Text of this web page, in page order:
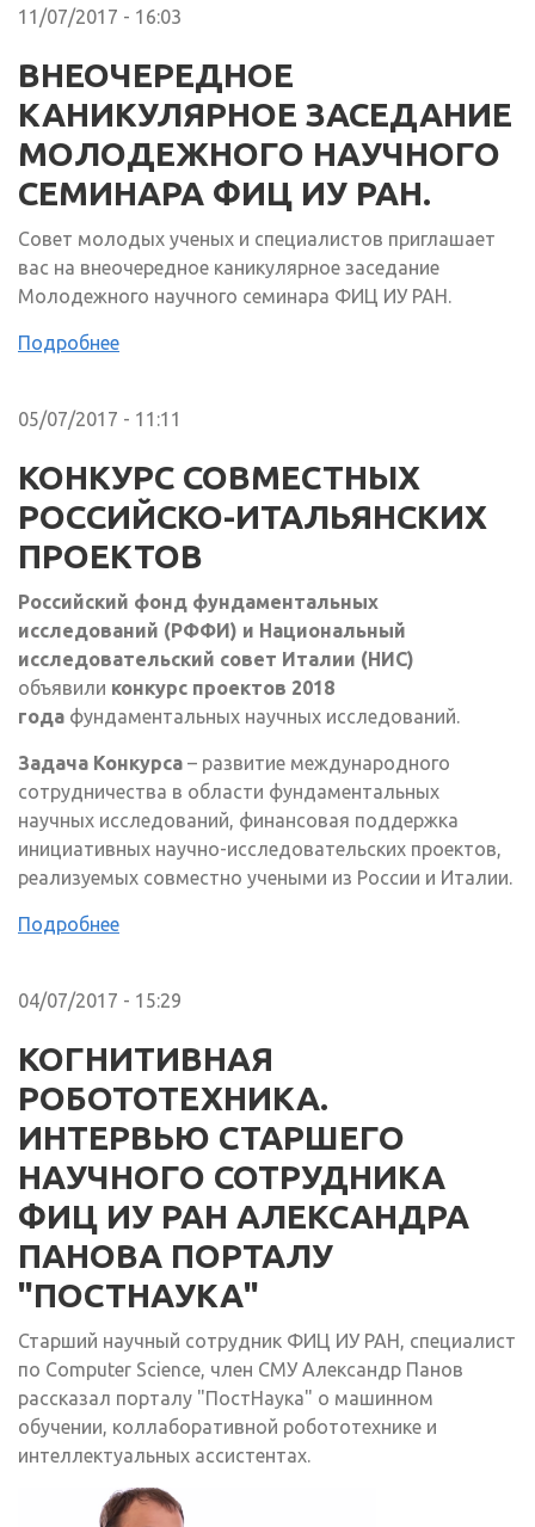
11/07/2017 - 16:03
ВНЕОЧЕРЕДНОЕ
КАНИКУЛЯРНОЕ ЗАСЕДАНИЕ
МОЛОДЕЖНОГО НАУЧНОГО
СЕМИНАРА ФИЦ ИУ РАН.
Совет молодых ученых и специалистов приглашает
вас на внеочередное каникулярное заседание
Молодежного научного семинара ФИЦ ИУ РАН.
Подробнее
05/07/2017 - 11:11
КОНКУРС СОВМЕСТНЫХ
РОССИЙСКО-ИТАЛЬЯНСКИХ
ПРОЕКТОВ
Российский фонд фундаментальных
исследований (РФФИ) и Национальный
исследовательский совет Италии (НИС)
объявили конкурс проектов 2018
года фундаментальных научных исследований.
Задача Конкурса – развитие международного
сотрудничества в области фундаментальных
научных исследований, финансовая поддержка
инициативных научно-исследовательских проектов,
реализуемых совместно учеными из России и Италии.
Подробнее
04/07/2017 - 15:29
КОГНИТИВНАЯ
РОБОТОТЕХНИКА.
ИНТЕРВЬЮ СТАРШЕГО
НАУЧНОГО СОТРУДНИКА
ФИЦ ИУ РАН АЛЕКСАНДРА
ПАНОВА ПОРТАЛУ
"ПОСТНАУКА"
Старший научный сотрудник ФИЦ ИУ РАН, специалист
по Computer Science, член СМУ Александр Панов
рассказал порталу "ПостНаука" о машинном
обучении, коллаборативной робототехнике и
интеллектуальных ассистентах.